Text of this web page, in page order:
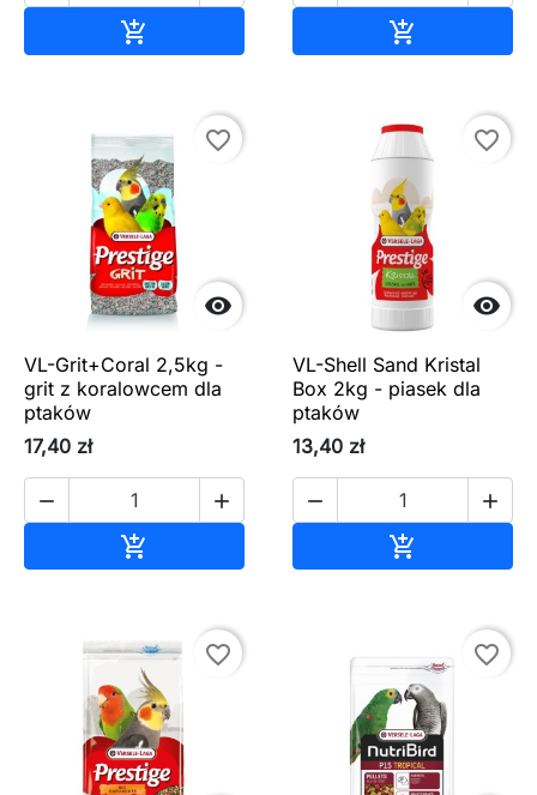
 

favorite_border
VL-Grit+Coral 2,5kg -
grit z koralowcem dla
ptaków
17,40 zł
 


favorite_border
VL-Shell Sand Kristal
Box 2kg - piasek dla
ptaków
13,40 zł
 

favorite_border favorite_border